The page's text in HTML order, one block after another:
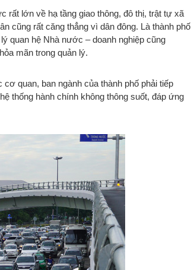
rất lớn về hạ tầng giao thông, đô thị, trật tự xã
cũng rất căng thẳng vì dân đông. Là thành phố
quan hệ Nhà nước – doanh nghiệp cũng
mãn trong quản lý.
quan, ban ngành của thành phố phải tiếp
thống hành chính không thông suốt, đáp ứng